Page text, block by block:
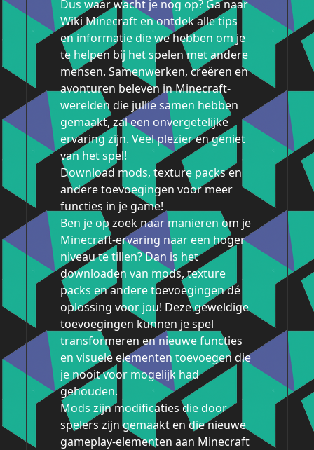
Dus waar wacht je nog op? Ga naar
Wiki Minecraft en ontdek alle tips
en informatie die we hebben om je
te helpen bij het spelen met andere
mensen. Samenwerken, creëren en
avonturen beleven in Minecraft-
werelden die jullie samen hebben
gemaakt, zal een onvergetelijke
ervaring zijn. Veel plezier en geniet
van het spel!
Download mods, texture packs en
andere toevoegingen voor meer
functies in je game!
Ben je op zoek naar manieren om je
Minecraft-ervaring naar een hoger
niveau te tillen? Dan is het
downloaden van mods, texture
packs en andere toevoegingen dé
oplossing voor jou! Deze geweldige
toevoegingen kunnen je spel
transformeren en nieuwe functies
en visuele elementen toevoegen die
je nooit voor mogelijk had
gehouden.
Mods zijn modificaties die door
spelers zijn gemaakt en die nieuwe
gameplay-elementen aan Minecraft